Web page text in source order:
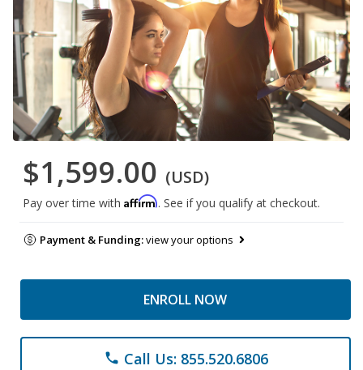
$1,599.00 (USD)
Pay over time with Affirm. See if you qualify at checkout.
Payment & Funding:view your options
ENROLL NOW
phone Call Us: 855.520.6806